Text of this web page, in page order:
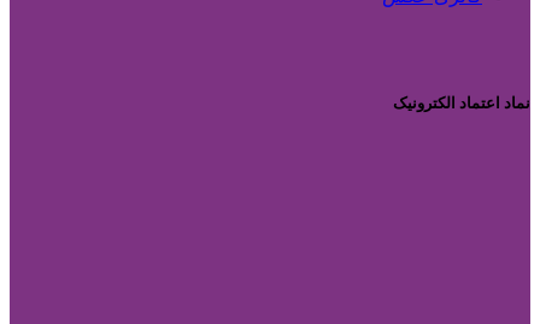
نماد اعتماد الکترونیک